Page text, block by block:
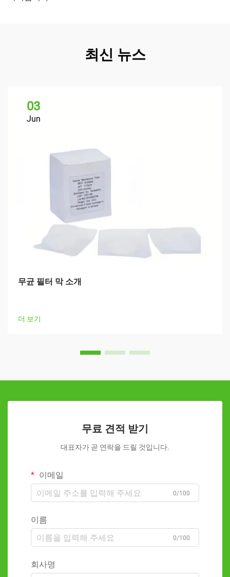
최신 뉴스
03
Jun
무균 필터 막 소개
더 보기
무료 견적 받기
대표자가 곧 연락을 드릴 것입니다.
이메일
0/100
이름
0/100
회사명